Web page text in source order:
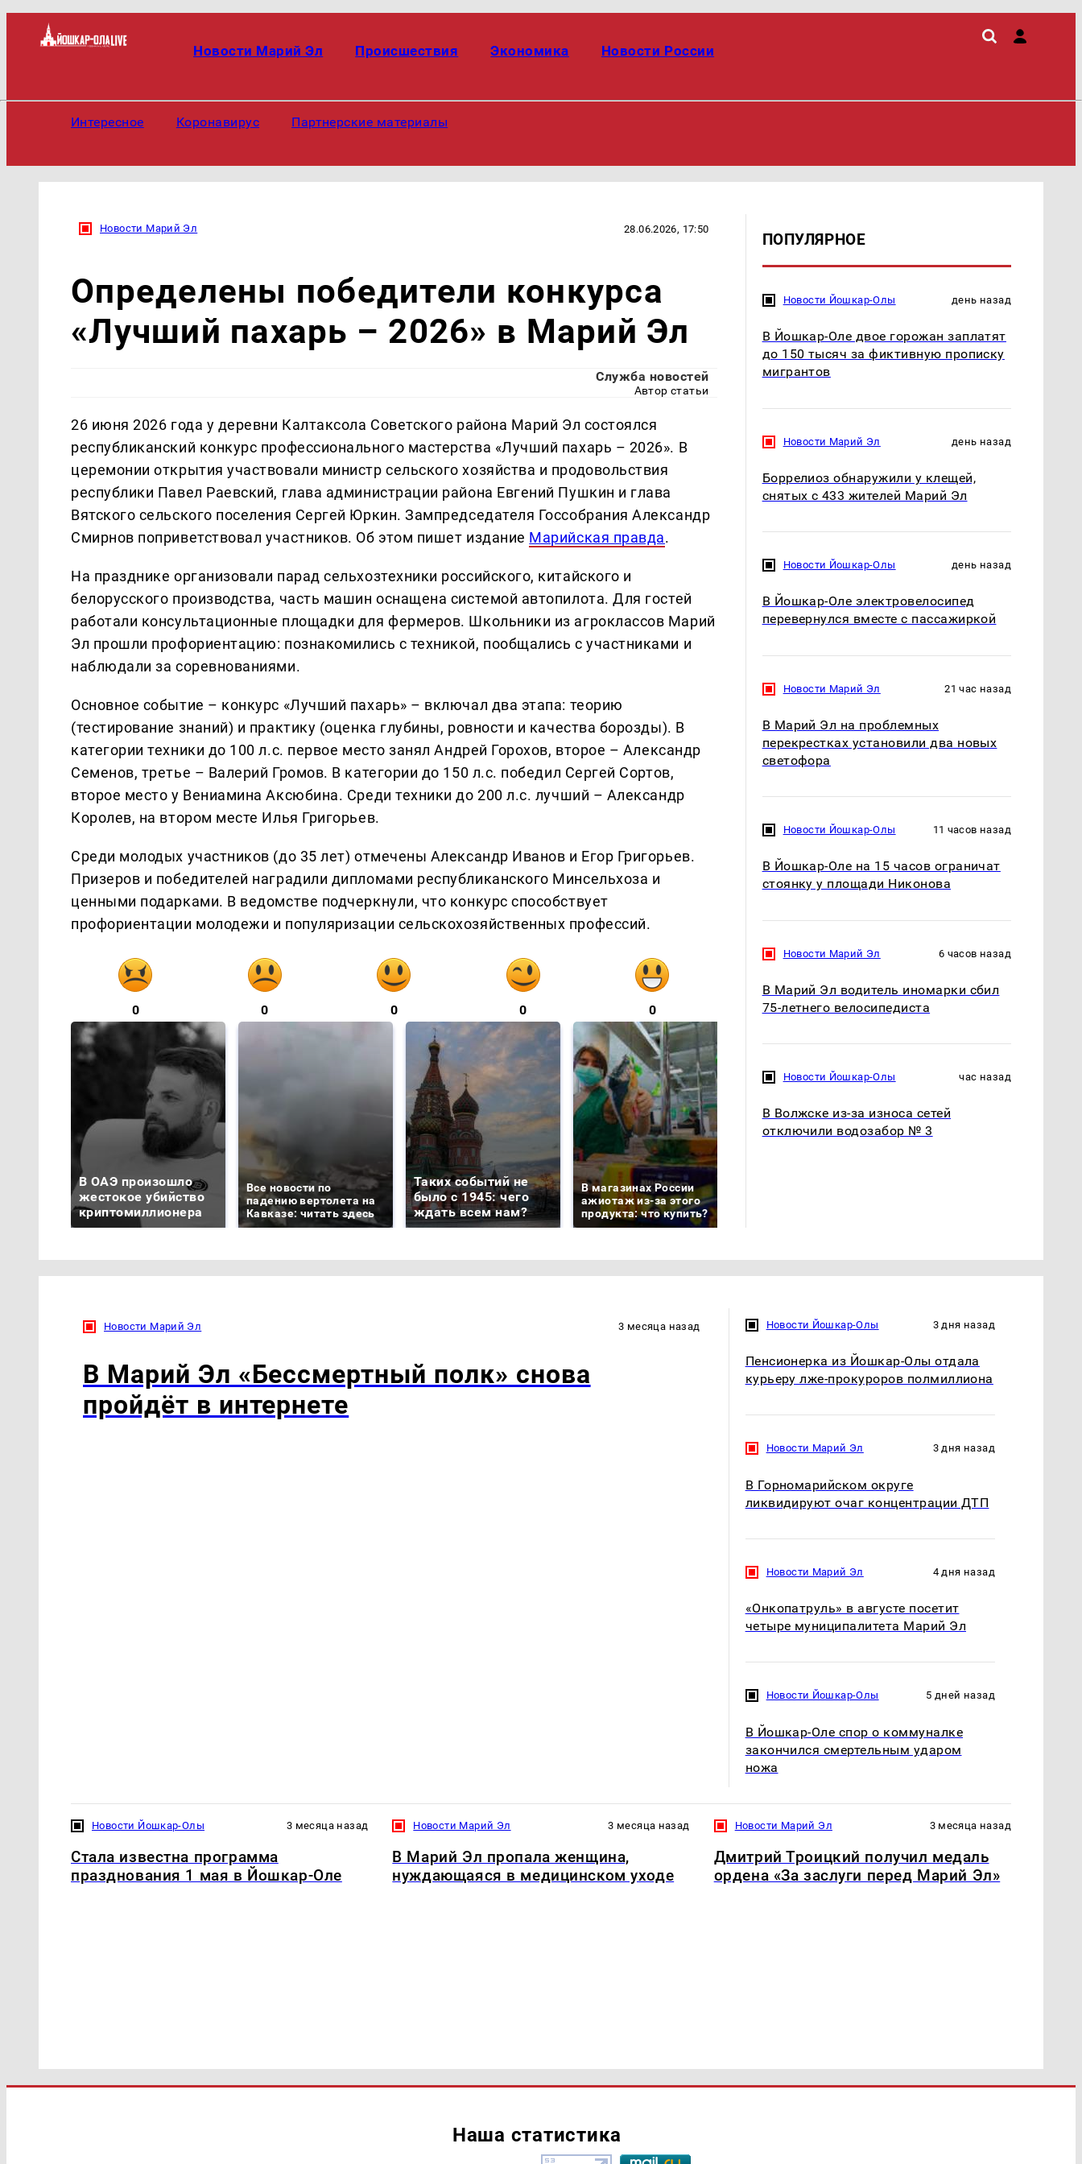
Новости Марий Эл Происшествия Экономика Новости России
Интересное Коронавирус Партнерские материалы
Новости Марий Эл 28.06.2026, 17:50
Определены победители конкурса
«Лучший пахарь – 2026» в Марий Эл
Служба новостей
Автор статьи
26 июня 2026 года у деревни Калтаксола Советского района Марий Эл состоялся
республиканский конкурс профессионального мастерства «Лучший пахарь – 2026». В
церемонии открытия участвовали министр сельского хозяйства и продовольствия
республики Павел Раевский, глава администрации района Евгений Пушкин и глава
Вятского сельского поселения Сергей Юркин. Зампредседателя Госсобрания Александр
Смирнов поприветствовал участников. Об этом пишет издание Марийская правда.
На празднике организовали парад сельхозтехники российского, китайского и
белорусского производства, часть машин оснащена системой автопилота. Для гостей
работали консультационные площадки для фермеров. Школьники из агроклассов Марий
Эл прошли профориентацию: познакомились с техникой, пообщались с участниками и
наблюдали за соревнованиями.
Основное событие – конкурс «Лучший пахарь» – включал два этапа: теорию
(тестирование знаний) и практику (оценка глубины, ровности и качества борозды). В
категории техники до 100 л.с. первое место занял Андрей Горохов, второе – Александр
Семенов, третье – Валерий Громов. В категории до 150 л.с. победил Сергей Сортов,
второе место у Вениамина Аксюбина. Среди техники до 200 л.с. лучший – Александр
Королев, на втором месте Илья Григорьев.
Среди молодых участников (до 35 лет) отмечены Александр Иванов и Егор Григорьев.
Призеров и победителей наградили дипломами республиканского Минсельхоза и
ценными подарками. В ведомстве подчеркнули, что конкурс способствует
профориентации молодежи и популяризации сельскохозяйственных профессий.
0 0 0 0 0
В ОАЭ произошло
жестокое убийство
криптомиллионера
Все новости по
падению вертолета на
Кавказе: читать здесь
Таких событий не
было с 1945: чего
ждать всем нам?
В магазинах России
ажиотаж из-за этого
продукта: что купить?
ПОПУЛЯРНОЕ
Новости Йошкар-Олы день назад
В Йошкар-Оле двое горожан заплатят
до 150 тысяч за фиктивную прописку
мигрантов
Новости Марий Эл день назад
Боррелиоз обнаружили у клещей,
снятых с 433 жителей Марий Эл
Новости Йошкар-Олы день назад
В Йошкар-Оле электровелосипед
перевернулся вместе с пассажиркой
Новости Марий Эл 21 час назад
В Марий Эл на проблемных
перекрестках установили два новых
светофора
Новости Йошкар-Олы 11 часов назад
В Йошкар-Оле на 15 часов ограничат
стоянку у площади Никонова
Новости Марий Эл 6 часов назад
В Марий Эл водитель иномарки сбил
75-летнего велосипедиста
Новости Йошкар-Олы час назад
В Волжске из-за износа сетей
отключили водозабор № 3
Новости Марий Эл 3 месяца назад
В Марий Эл «Бессмертный полк» снова
пройдёт в интернете
Новости Йошкар-Олы 3 дня назад
Пенсионерка из Йошкар-Олы отдала
курьеру лже-прокуроров полмиллиона
Новости Марий Эл 3 дня назад
В Горномарийском округе
ликвидируют очаг концентрации ДТП
Новости Марий Эл 4 дня назад
«Онкопатруль» в августе посетит
четыре муниципалитета Марий Эл
Новости Йошкар-Олы 5 дней назад
В Йошкар-Оле спор о коммуналке
закончился смертельным ударом
ножа
Новости Йошкар-Олы 3 месяца назад
Стала известна программа
празднования 1 мая в Йошкар-Оле
Новости Марий Эл 3 месяца назад
В Марий Эл пропала женщина,
нуждающаяся в медицинском уходе
Новости Марий Эл 3 месяца назад
Дмитрий Троицкий получил медаль
ордена «За заслуги перед Марий Эл»
Наша статистика